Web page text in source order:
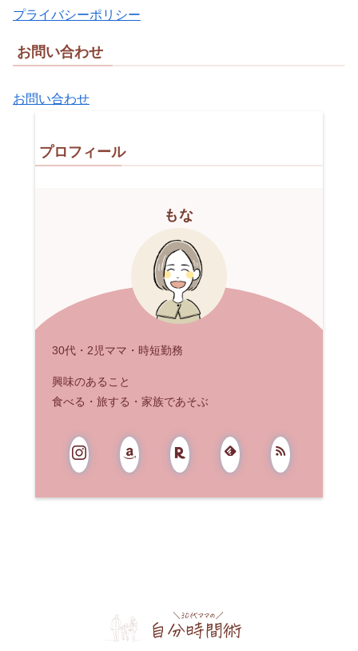
プライバシーポリシー
お問い合わせ
お問い合わせ
プロフィール
もな
30代・2児ママ・時短勤務
興味のあること
食べる・旅する・家族であそぶ